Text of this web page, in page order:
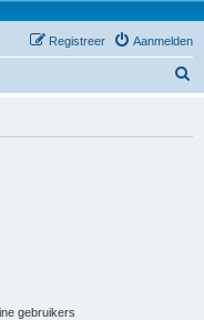
Aanmelden
Registreer
gebruikers